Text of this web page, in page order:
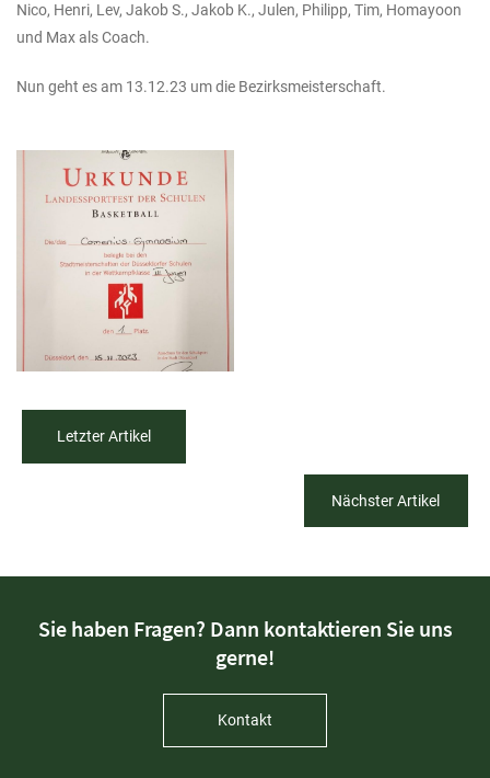
Nico, Henri, Lev, Jakob S., Jakob K., Julen, Philipp, Tim, Homayoon
und Max als Coach.
Nun geht es am 13.12.23 um die Bezirksmeisterschaft.
Letzter Artikel
Nächster Artikel
Sie haben Fragen? Dann kontaktieren Sie uns
gerne!
Kontakt